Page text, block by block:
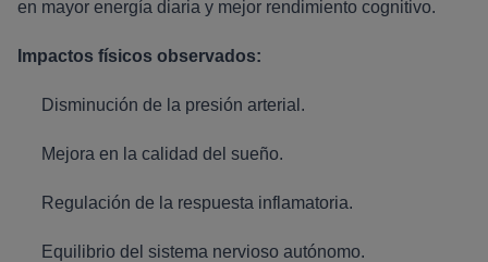
en mayor energía diaria y mejor rendimiento cognitivo.
Impactos físicos observados:
Disminución de la presión arterial.
Mejora en la calidad del sueño.
Regulación de la respuesta inflamatoria.
Equilibrio del sistema nervioso autónomo.